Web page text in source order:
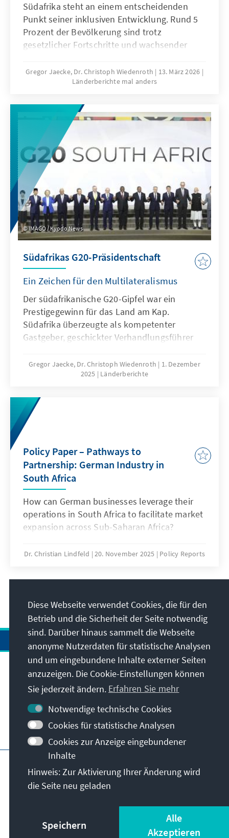
Südafrika steht an einem entscheidenden
Punkt seiner inklusiven Entwicklung. Rund 5
Prozent der Bevölkerung sind trotz
gesetzlicher Fortschritte und wachsender
Bildungs-, Arbeits- und Teilhabebarrieren
betroffen. Zugleich zeigen Entwicklungen wie
Gebärdensprache und internationale
sportliche Erfolge, welches Potenzial
entsteht, wenn Barrieren aktiv abgebaut
werden. Dialogformate und praxis-orientierte
Ansätze zeigen sich als wirksam. Jedoch
erfordert die Gewährleistung der
gleichberechtigten Teilhabe von Menschen
mit Behinderung ein kontinuierliches
Engagement aller gesellschaftlichen Akteure.
Gregor Jaecke, Dr. Christoph Wiedenroth
13. März 2026
Länderberichte mal anders
IMAGO / Kyodo News
Südafrikas G20-Präsidentschaft
Ein Zeichen für den Multilateralismus
Der südafrikanische G20-Gipfel war ein
Prestigegewinn für das Land am Kap.
Südafrika überzeugte als kompetenter
Gastgeber, geschickter Verhandlungsführer
Lösungen. Die Präsidentschaft stand jedoch
vor der Herausforderung, dass besonders die
zunehmend boykottierten und dem Gipfel
selbst fernblieben. Zudem prägten neue
Entwicklungen im Ukrainekrieg sowie die
Verhandlungen die internationale
Berichterstattung und überschatteten das
Gipfeltreffen.
Gregor Jaecke, Dr. Christoph Wiedenroth
1. Dezember
2025
Länderberichte
Policy Paper – Pathways to
Partnership: German Industry in
South Africa
How can German businesses leverage their
operations in South Africa to facilitate market
expansion across Sub-Saharan Africa?
Dr. Christian Lindfeld 20. November 2025 Policy Reports
Anschrift
Kontakt
Besuchen Sie auch
Hauptseite der KAS
Nutzungsbedingungen
Erklärung zur Barrierefreiheit
© Konrad-Adenauer-Stiftung e.V. 2026
Diese Webseite verwendet Cookies, die für den
Betrieb und die Sicherheit der Seite notwendig
sind. Darüber hinaus sammelt die Webseite
anonyme Nutzerdaten für statistische Analysen
und um eingebundene Inhalte externer Seiten
anzuzeigen. Die Cookie-Einstellungen können
Sie jederzeit ändern. Erfahren Sie mehr
Notwendige technische Cookies
Cookies für statistische Analysen
Cookies zur Anzeige eingebundener
Inhalte
Hinweis: Zur Aktivierung Ihrer Änderung wird
die Seite neu geladen
Speichern
Alle
Akzeptieren